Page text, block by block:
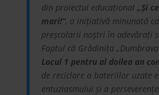
din proiectul educațional „Și
mari!”, o inițiativă minunată
preșcolarii noștri în adevărați
Faptul că Grădinița
Locul 1 pentru al doilea an
de reciclare a bateriilor uzate
entuziasmului și a